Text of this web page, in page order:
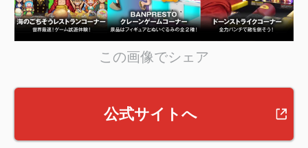
この画像でシェア
公式サイトへ